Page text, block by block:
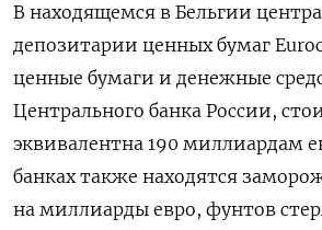
В находящемся в Бельгии
депозитарии ценных бумаг
ценные бумаги и денежные
Центрального банка России,
эквивалентна 190 миллиардам
банках также находятся
на миллиарды евро, фунтов